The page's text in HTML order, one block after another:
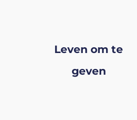
Leven om te
geven